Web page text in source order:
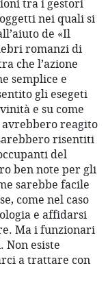
tra i gestori
nei quali si
de «Il
romanzi di
che l’azione
semplice e
gli esegeti
e su come
reagito
risentiti
del
ben note per gli
sarebbe facile
come nel caso
e affidarsi
Ma i funzionari
Non esiste
a trattare con